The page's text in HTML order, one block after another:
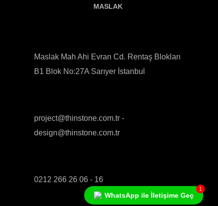
MASLAK
Maslak Mah Ahi Evran Cd. Rentaş Blokları
B1 Blok No:27A Sarıyer İstanbul
project@thinstone.com.tr -
design@thinstone.com.tr
0212 266 26 06 - 16
WhatsApp ile İletişime Geç
1